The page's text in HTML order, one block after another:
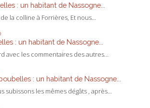
: un habitant de Nassogne...
la colline à Forrières, Et nous...
: un habitant de Nassogne...
avec les commentaires des autres...
: un habitant de Nassogne...
subissons les mêmes dégâts , après...